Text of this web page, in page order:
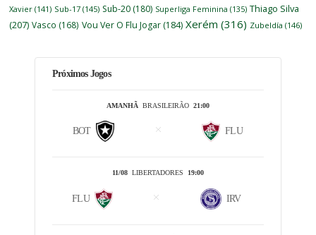
Xavier (141) Sub-17 (145) Sub-20 (180) Superliga Feminina (135) Thiago Silva
(207) Vasco (168) Vou Ver O Flu Jogar (184) Xerém (316) Zubeldía (146)
Próximos Jogos
AMANHÃBRASILEIRÃO 21:00
BOT FLU
11/08LIBERTADORES 19:00
FLU IRV